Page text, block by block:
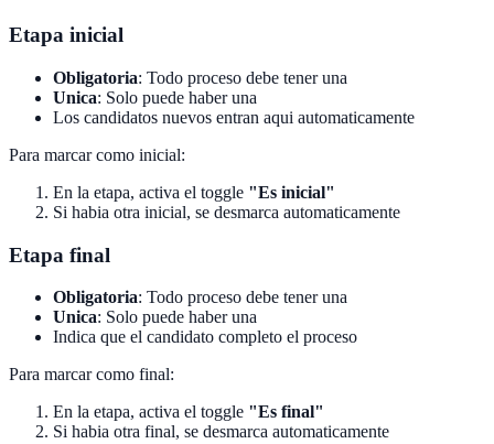
Etapa inicial
Obligatoria: Todo proceso debe tener una
Unica: Solo puede haber una
Los candidatos nuevos entran aqui automaticamente
Para marcar como inicial:
En la etapa, activa el toggle "Es inicial"
Si habia otra inicial, se desmarca automaticamente
Etapa final
Obligatoria: Todo proceso debe tener una
Unica: Solo puede haber una
Indica que el candidato completo el proceso
Para marcar como final:
En la etapa, activa el toggle "Es final"
Si habia otra final, se desmarca automaticamente